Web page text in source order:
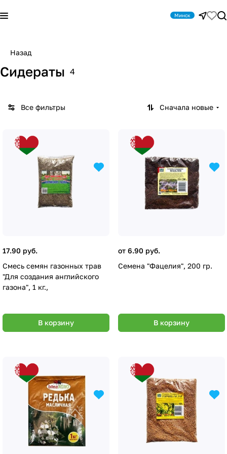
Минск
Назад
Сидераты 4
Все фильтры Сначала новые
17.90 руб.
Смесь семян газонных трав
"Для создания английского
газона", 1 кг.,
В корзину
от 6.90 руб.
Семена "Фацелия", 200 гр.
В корзину